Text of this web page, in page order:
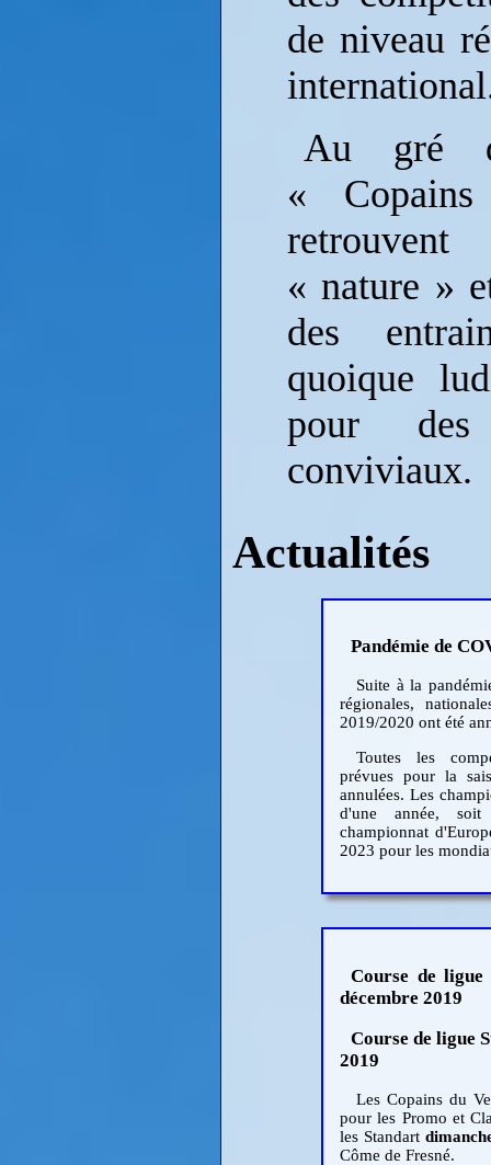
de niveau
Au gré
«
« nature »
des
quoique
pour des
conviviaux.
Actualités
Pandémie de
Suite à la
régionales,
2019/2020 ont été
Toutes les
prévues pour la
annulées. Les
d'une année,
championnat
2023 pour les
Course de
décembre 2019
Course de ligue
2019
Les Copains du
pour les Promo et
les Standart
Côme de Fresné.